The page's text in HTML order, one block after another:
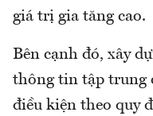
giá trị gia tăng cao.
Bên cạnh đó, xây
thông tin tập trung
điều kiện theo quy